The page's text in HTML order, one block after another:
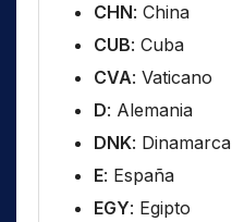
CHN: China
CUB: Cuba
CVA: Vaticano
D: Alemania
DNK: Dinamarca
E: España
EGY: Egipto